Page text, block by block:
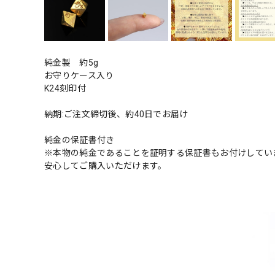
純金製 約5g
お守りケース入り
K24刻印付
納期:ご注文締切後、約40日でお届け
純金の保証書付き
※本物の純金であることを証明する保証書もお付けしてい
安心してご購入いただけます。